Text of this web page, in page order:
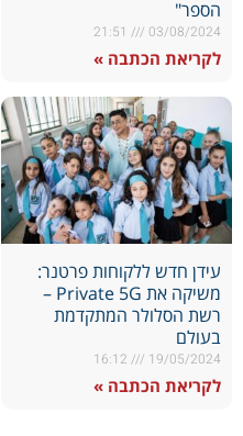
הספר"
03/08/2024
לקריאת הכתבה »
עידן חדש ללקוחות פרטנר:
משיקה את Private 5G –
רשת הסלולר המתקדמת
בעולם
19/05/2024
לקריאת הכתבה »